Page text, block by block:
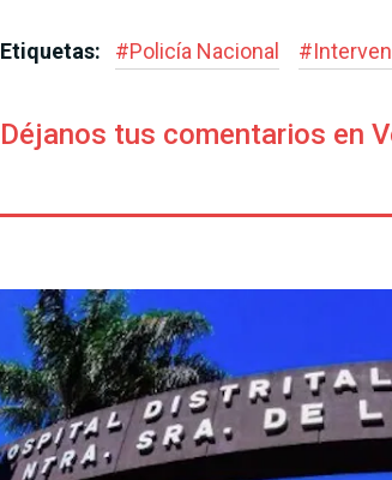
Etiquetas: #Policía Nacional #
Déjanos tus comentarios en